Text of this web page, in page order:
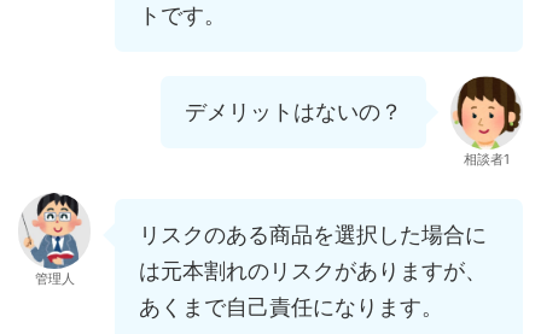
トです。
デメリットはないの？
相談者1
管理人
リスクのある商品を選択した場合に
は元本割れのリスクがありますが、
あくまで自己責任になります。